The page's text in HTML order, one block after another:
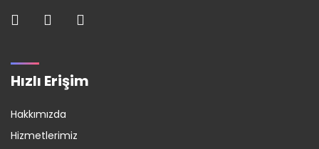
Hızlı Erişim
Hakkımızda
Hizmetlerimiz